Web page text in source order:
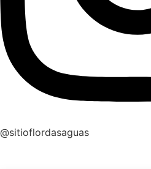
@sitioflordasaguas